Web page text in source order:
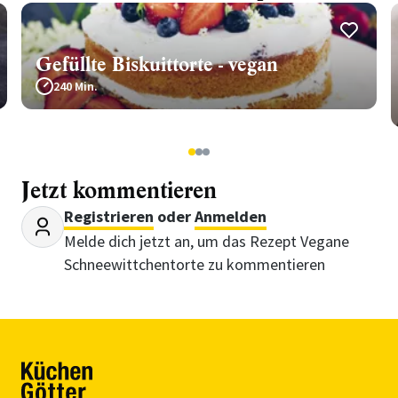
Gefüllte Biskuittorte - vegan
240 Min.
123
Jetzt kommentieren
Registrieren oderAnmelden
Melde dich jetzt an, um das Rezept Vegane
Schneewittchentorte zu kommentieren